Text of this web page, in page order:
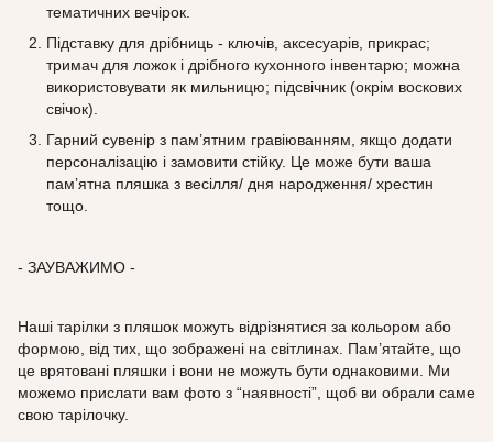
тематичних вечірок.
Підставку для дрібниць - ключів, аксесуарів, прикрас;
тримач для ложок і дрібного кухонного інвентарю; можна
використовувати як мильницю; підсвічник (окрім воскових
свічок).
Гарний сувенір з пам’ятним гравіюванням, якщо додати
персоналізацію і замовити стійку. Це може бути ваша
пам’ятна пляшка з весілля/ дня народження/ хрестин
тощо.
- ЗАУВАЖИМО -
Наші тарілки з пляшок можуть відрізнятися за кольором або
формою, від тих, що зображені на світлинах. Пам’ятайте, що
це врятовані пляшки і вони не можуть бути однаковими. Ми
можемо прислати вам фото з “наявності”, щоб ви обрали саме
свою тарілочку.